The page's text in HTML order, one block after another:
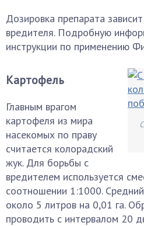
Дозировка препарата
вредителя. Подробную
инструкции по применению
Картофель
Главным врагом
картофеля из мира
насекомых по праву
считается колорадский
жук. Для борьбы с
вредителем используется
соотношении 1:1000.
около 5 литров на 0,01 га.
проводить с интервалом 20